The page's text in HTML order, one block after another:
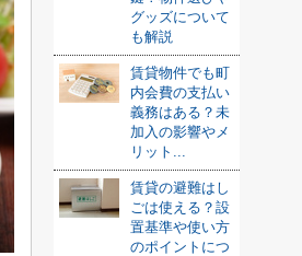
グッズについて
も解説
賃貸物件でも町
内会費の支払い
義務はある？未
加入の影響やメ
リット...
賃貸の避難はし
ごは使える？設
置基準や使い方
のポイントにつ